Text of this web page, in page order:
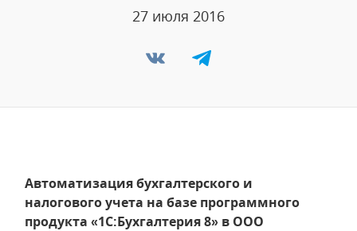
27 июля 2016
Автоматизация бухгалтерского и
налогового учета на базе программного
продукта «1С:Бухгалтерия 8» в ООО